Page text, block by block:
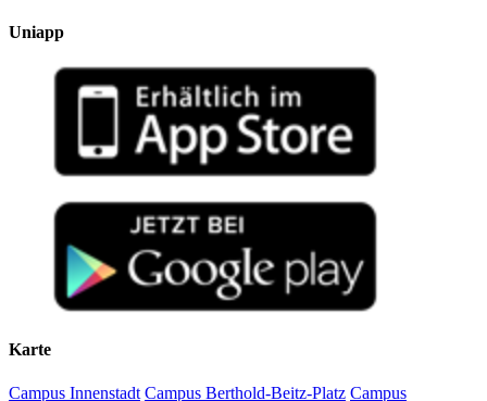
Uniapp
Karte
Campus Innenstadt Campus Berthold-Beitz-Platz Campus